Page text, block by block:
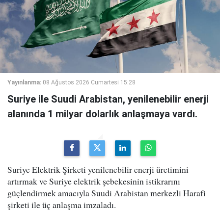
Yayınlanma: 08 Ağustos 2026 Cumartesi 15:28
Suriye ile Suudi Arabistan, yenilenebilir enerji
alanında 1 milyar dolarlık anlaşmaya vardı.
Suriye Elektrik Şirketi yenilenebilir enerji üretimini
artırmak ve Suriye elektrik şebekesinin istikrarını
güçlendirmek amacıyla Suudi Arabistan merkezli Harafi
şirketi ile üç anlaşma imzaladı.